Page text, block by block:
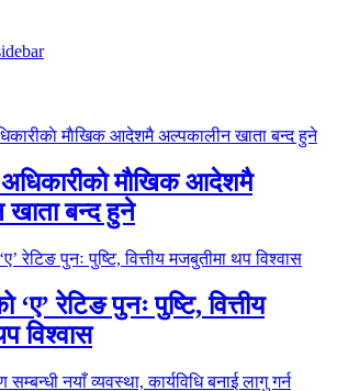
माैखिक आदेशमै
बन्द हुने
रेटिङ पुनः पुष्टि, वित्तीय
विश्वास